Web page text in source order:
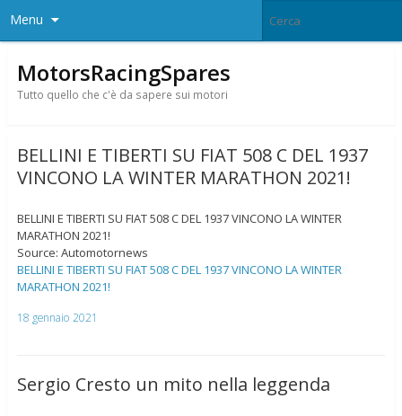
Menu
MotorsRacingSpares
Tutto quello che c'è da sapere sui motori
BELLINI E TIBERTI SU FIAT 508 C DEL 1937
VINCONO LA WINTER MARATHON 2021!
BELLINI E TIBERTI SU FIAT 508 C DEL 1937 VINCONO LA WINTER
MARATHON 2021!
Source: Automotornews
BELLINI E TIBERTI SU FIAT 508 C DEL 1937 VINCONO LA WINTER
MARATHON 2021!
18 gennaio 2021
Sergio Cresto un mito nella leggenda